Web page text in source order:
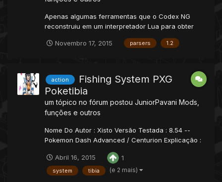
Apenas algumas ferramentas que o Codex NG
reconstruiu em um interpretador Lua para obter
certos valores a partir de arquivos. Monster local
data = { ['monster'] = {'name', 'nameDescription',
Novembro 17, 2015 parsers 1.2
action
Fishing System PXG
Poketibia
um tópico no fórum postou JuniorPavani Mods,
funções e outros
Nome Do Autor : Xisto Versão Testada : 8.54 --
Pokemon Dash Advanced / Centurion Explicação :
de uma certa roupa.Créditos : Xisto 1 - Script local
storage = 15458 local storageP = 154580 local
Abril 16, 2015 1
system tibia (e 2 mais)